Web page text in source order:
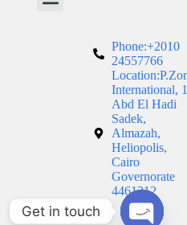
Phone:+2010
24557766
International,
Abd El Hadi
Sadek,
Almazah,
Heliopolis,
Cairo
Governorate
4461212
Get in touch